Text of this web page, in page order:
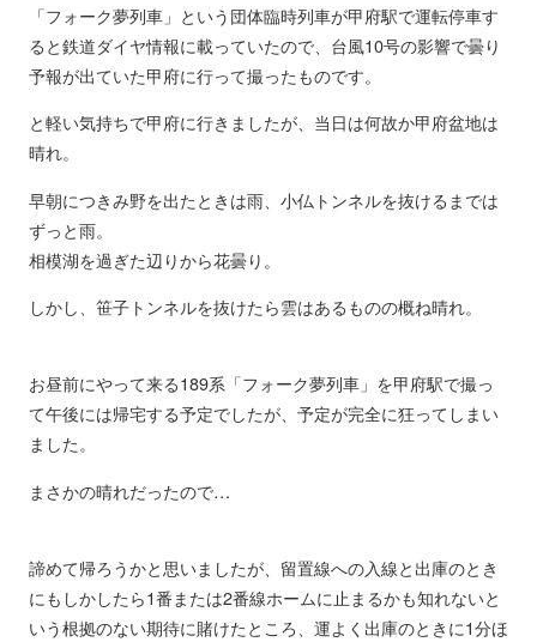
「フォーク夢列車」という団体臨時列車が甲府駅で運転停車す
ると鉄道ダイヤ情報に載っていたので、台風10号の影響で曇り
予報が出ていた甲府に行って撮ったものです。
と軽い気持ちで甲府に行きましたが、当日は何故か甲府盆地は
晴れ。
早朝につきみ野を出たときは雨、小仏トンネルを抜けるまでは
ずっと雨。
相模湖を過ぎた辺りから花曇り。
しかし、笹子トンネルを抜けたら雲はあるものの概ね晴れ。
お昼前にやって来る189系「フォーク夢列車」を甲府駅で撮っ
て午後には帰宅する予定でしたが、予定が完全に狂ってしまい
ました。
まさかの晴れだったので…
諦めて帰ろうかと思いましたが、留置線への入線と出庫のとき
にもしかしたら1番または2番線ホームに止まるかも知れないと
いう根拠のない期待に賭けたところ、運よく出庫のときに1分ほ